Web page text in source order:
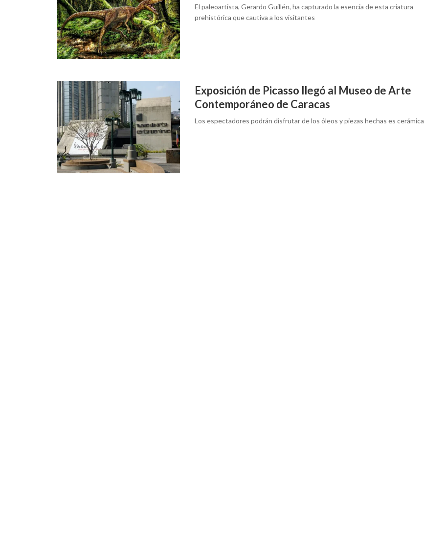
El paleoartista, Gerardo Guillén, ha capturado la esencia de esta criatura
prehistórica que cautiva a los visitantes
Exposición de Picasso llegó al Museo de Arte
Contemporáneo de Caracas
Los espectadores podrán disfrutar de los óleos y piezas hechas es cerámica